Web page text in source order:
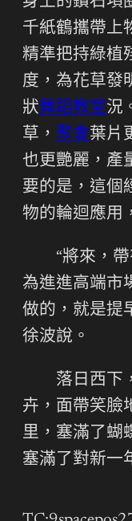
千紙鶴攜帶上
精準把持綠植
度，為花草發
狀舞蹈教室況
草， 聚會葉片
也更艷麗，產
要的是，這個
物的輪迴應用
“將來，
為進進高端市
做的，就是提
徐波說。
落日西下
卉，面帶笑臉
里，塞滿了蝴
塞滿了對新一